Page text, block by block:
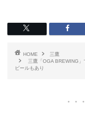
HOME
三鷹
三鷹「OGA BREWING
ビールもあり